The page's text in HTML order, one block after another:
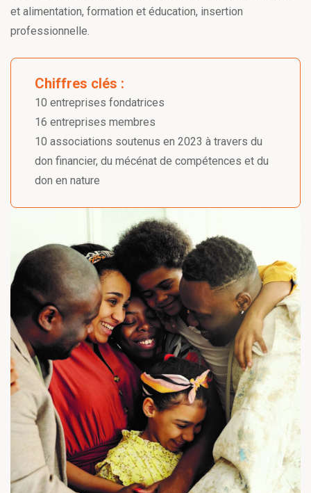
et alimentation, formation et éducation, insertion
professionnelle.
Chiffres clés :
10 entreprises fondatrices
16 entreprises membres
10 associations soutenus en 2023 à travers du
don financier, du mécénat de compétences et du
don en nature